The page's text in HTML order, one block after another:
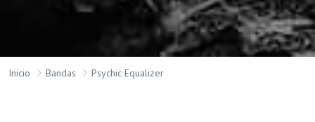
Inicio Bandas Psychic Equalizer